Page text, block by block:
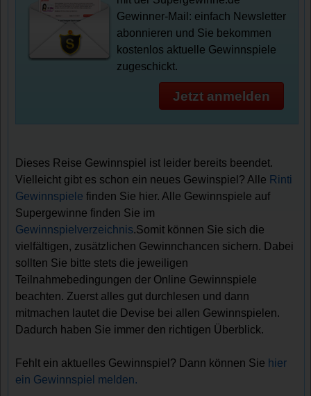
Gewinner-Mail: einfach Newsletter
abonnieren und Sie bekommen
kostenlos aktuelle Gewinnspiele
zugeschickt.
Jetzt anmelden
Dieses Reise Gewinnspiel ist leider bereits beendet.
Vielleicht gibt es schon ein neues Gewinspiel? Alle Rinti
Gewinnspiele finden Sie hier. Alle Gewinnspiele auf
Supergewinne finden Sie im
Gewinnspielverzeichnis.Somit können Sie sich die
vielfältigen, zusätzlichen Gewinnchancen sichern. Dabei
sollten Sie bitte stets die jeweiligen
Teilnahmebedingungen der Online Gewinnspiele
beachten. Zuerst alles gut durchlesen und dann
mitmachen lautet die Devise bei allen Gewinnspielen.
Dadurch haben Sie immer den richtigen Überblick.
Fehlt ein aktuelles Gewinnspiel? Dann können Sie hier
ein Gewinnspiel melden.